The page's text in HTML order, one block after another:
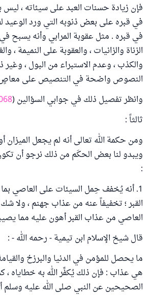
فإن زيادة حسنات العبد على سيئاته ،
في قبره على بعض ذنوبه التي ورد الوعيد
في قبره . مثل عقوبة المرابي وأنه يسبح
الزناة والزانيات ، والعقوبة على النميمة ،
والكذب ، وعدم الاستبراء من البول ،
النصوص واضحة في التنصيص على معاصٍ
وانظر تفصيل ذلك في جوابي السؤالين (
ثالثاً :
ومن حكمة الله تعالى أنه لم يجعل الميزان
ويبدو لنا بعض الحكَم من ذلك نرجو أن
:
1. أنه يُخفف حِمل السيئات على العاصي
القبر ؛ تخفيفاً عنه من عذاب جهنم ، ولا
العاصي من عذاب القبر أهون عليه مما
قال شيخ الإسلام ابن تيمية - رحمه الله - :
ما يحصل للمؤمن في الدنيا والبرزخ
هي عذاب : فإن ذلك يُكفِّر الله به خطاياه ،
الصحيحين عن النبي صلى الله عليه وسلم